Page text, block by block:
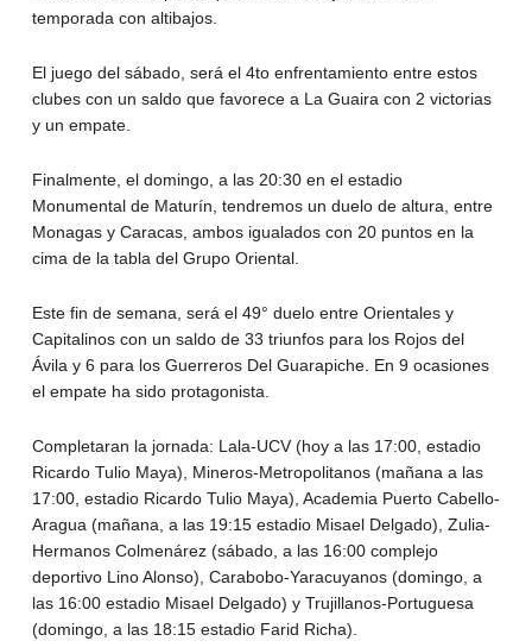
temporada con altibajos.
El juego del sábado, será el 4to enfrentamiento entre estos
clubes con un saldo que favorece a La Guaira con 2 victorias
y un empate.
Finalmente, el domingo, a las 20:30 en el estadio
Monumental de Maturín, tendremos un duelo de altura, entre
Monagas y Caracas, ambos igualados con 20 puntos en la
cima de la tabla del Grupo Oriental.
Este fin de semana, será el 49° duelo entre Orientales y
Capitalinos con un saldo de 33 triunfos para los Rojos del
Ávila y 6 para los Guerreros Del Guarapiche. En 9 ocasiones
el empate ha sido protagonista.
Completaran la jornada: Lala-UCV (hoy a las 17:00, estadio
Ricardo Tulio Maya), Mineros-Metropolitanos (mañana a las
17:00, estadio Ricardo Tulio Maya), Academia Puerto Cabello-
Aragua (mañana, a las 19:15 estadio Misael Delgado), Zulia-
Hermanos Colmenárez (sábado, a las 16:00 complejo
deportivo Lino Alonso), Carabobo-Yaracuyanos (domingo, a
las 16:00 estadio Misael Delgado) y Trujillanos-Portuguesa
(domingo, a las 18:15 estadio Farid Richa).